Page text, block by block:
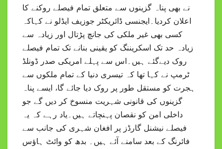
نے بھی پناہ گزینوں سے متعلق تمام فیصلے روکنے کا
اعلان کردیا۔ایجنسی ڈائریکٹر جوزیف ایڈلو نے کہاکہ
کسی بھی غیر ملکی کی جانچ پڑتال اور زیادہ سے
زیادہ حد تک اسکریننگ کو یقینی بنانے تک تمام فیصلے
روک دیےگئے ہیں۔اس سے پہلے امریکی صدر ڈونلڈ
ٹرمپ نے کہا تھا کہ تیسری دنیا کے تمام ملکوں سے
ہجرت کو مستقل طور پر روک دیا جائے گا، ایسے پناہ
گزینوں کی قانونی شہریت منسوخ کر دیں گے جو
داخلی امن کو نقصان پہنچاتے ہیں۔یاد رہے کہ یہ
فیصلے نیشنل گارڈز پر افغان شہری کی جانب سے
فائرنگ کے بعد سامنے آئے ہیں۔ بدھ کو وائٹ ہاؤس